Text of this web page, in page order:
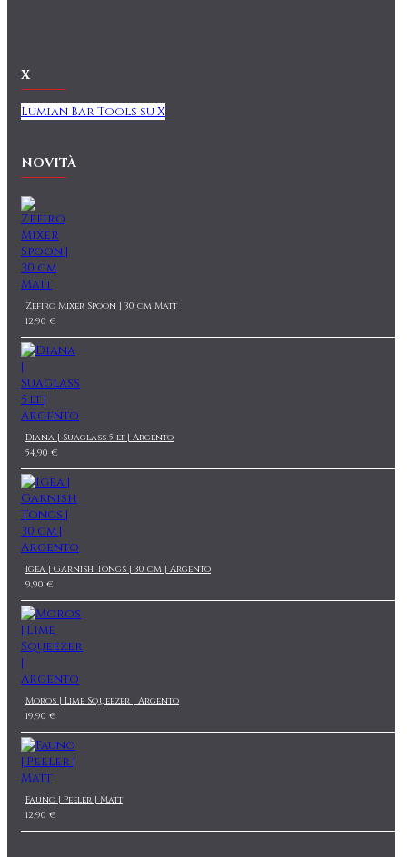
X
Lumian Bar Tools su X
NOVITÀ
Zefiro Mixer Spoon | 30 cm Matt
12,90 €
Diana | Suaglass 5 lt | Argento
54,90 €
Igea | Garnish Tongs | 30 cm | Argento
9,90 €
Moros | Lime Squeezer | Argento
19,90 €
Fauno | Peeler | Matt
12,90 €